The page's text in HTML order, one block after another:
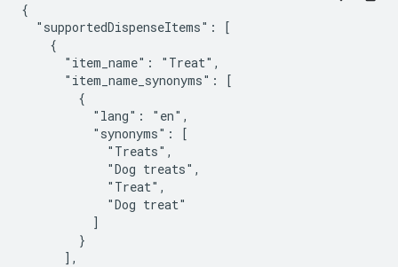
{
  "supportedDispenseItems": [
    {
      "item_name": "Treat",
      "item_name_synonyms": [
        {
          "lang": "en",
          "synonyms": [
            "Treats",
            "Dog treats",
            "Treat",
            "Dog treat"
          ]
        }
      ],